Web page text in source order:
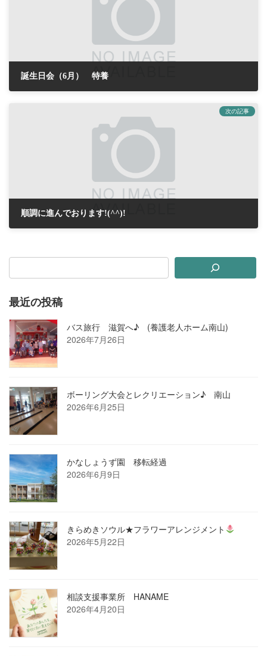
誕生日会（6月） 特養
次の記事
順調に進んでおります!(^^)!
最近の投稿
バス旅行 滋賀へ♪ (養護老人ホーム南山)
2026年7月26日
ボーリング大会とレクリエーション♪ 南山
2026年6月25日
かなしょうず園 移転経過
2026年6月9日
きらめきソウル★フラワーアレンジメント
2026年5月22日
相談支援事業所 HANAME
2026年4月20日